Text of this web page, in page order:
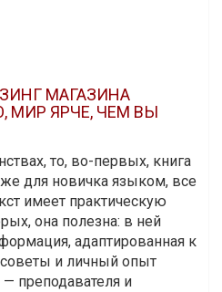
МАГАЗИНА
МИР ЯРЧЕ, ЧЕМ ВЫ
то, во-первых, книга
для новичка языком, все
имеет практическую
она полезна: в ней
адаптированная к
советы и личный опыт
— преподавателя и